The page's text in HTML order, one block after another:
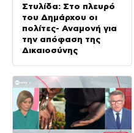
Στυλίδα: Στο πλευρό
του Δημάρχου οι
πολίτες- Αναμονή για
την απόφαση της
Δικαιοσύνης